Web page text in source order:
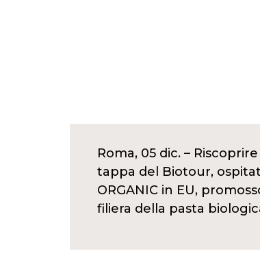
Roma, 05 dic. –
tappa del Biotour,
ORGANIC in EU,
filiera della pasta